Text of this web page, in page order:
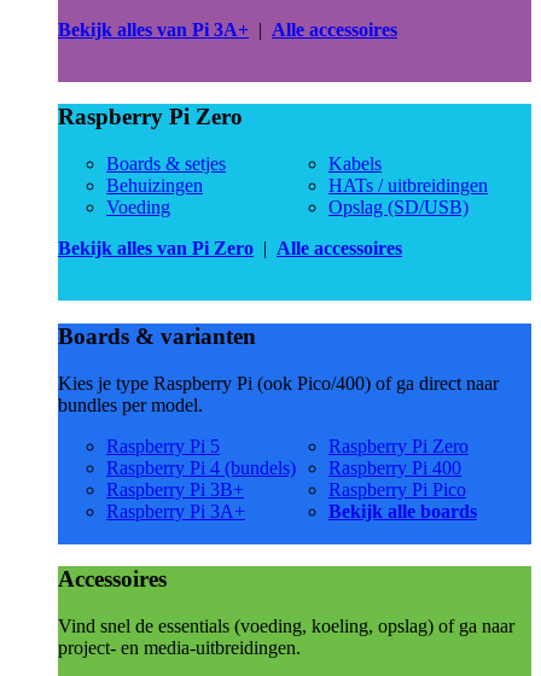
Bekijk alles van Pi 3A+ | Alle accessoires
Raspberry Pi Zero
Boards & setjes
Behuizingen
Voeding
Kabels
HATs / uitbreidingen
Opslag (SD/USB)
Bekijk alles van Pi Zero | Alle accessoires
Boards & varianten
Kies je type Raspberry Pi (ook Pico/400) of ga direct naar
bundles per model.
Raspberry Pi 5
Raspberry Pi 4 (bundels)
Raspberry Pi 3B+
Raspberry Pi 3A+
Raspberry Pi Zero
Raspberry Pi 400
Raspberry Pi Pico
Bekijk alle boards
Accessoires
Vind snel de essentials (voeding, koeling, opslag) of ga naar
project- en media-uitbreidingen.